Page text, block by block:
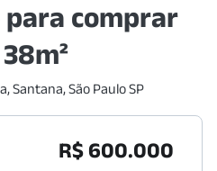
comprar
Santana, São Paulo SP
R$ 600.000